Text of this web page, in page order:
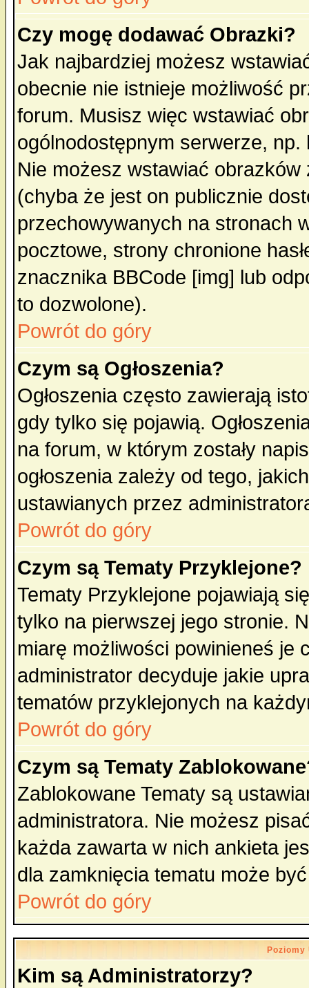
Czy mogę dodawać Obrazki?
Jak najbardziej możesz
obecnie nie istnieje możliwość
forum. Musisz więc wstawiać
ogólnodostępnym serwerze,
Nie możesz wstawiać
(chyba że jest on publicznie
przechowywanych na stronach
pocztowe, strony chronione
znacznika BBCode [img] lub
to dozwolone).
Powrót do góry
Czym są Ogłoszenia?
Ogłoszenia często zawierają
gdy tylko się pojawią.
na forum, w którym zostały
ogłoszenia zależy od tego,
ustawianych przez
Powrót do góry
Czym są Tematy Przyklejone?
Tematy Przyklejone pojawiają
tylko na pierwszej jego stronie.
miarę możliwości powinieneś je
administrator decyduje jakie
tematów przyklejonych na
Powrót do góry
Czym są Tematy
Zablokowane Tematy są
administratora. Nie możesz
każda zawarta w nich ankieta
dla zamknięcia tematu może
Powrót do góry
Kim są Administratorzy?